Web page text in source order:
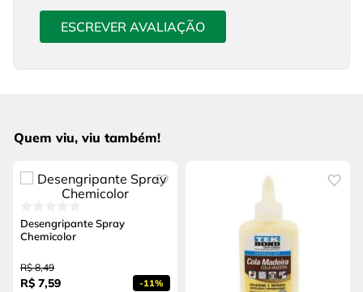
ESCREVER AVALIAÇÃO
Quem viu, viu também!
Desengripante Spray
Chemicolor
R$ 8,49
R$ 7,59 -11%